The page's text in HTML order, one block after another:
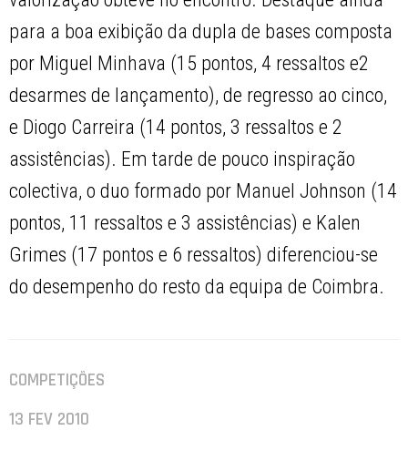
para a boa exibição da dupla de bases composta
por Miguel Minhava (15 pontos, 4 ressaltos e2
desarmes de lançamento), de regresso ao cinco,
e Diogo Carreira (14 pontos, 3 ressaltos e 2
assistências). Em tarde de pouco inspiração
colectiva, o duo formado por Manuel Johnson (14
pontos, 11 ressaltos e 3 assistências) e Kalen
Grimes (17 pontos e 6 ressaltos) diferenciou-se
do desempenho do resto da equipa de Coimbra.
COMPETIÇÕES
13 FEV 2010